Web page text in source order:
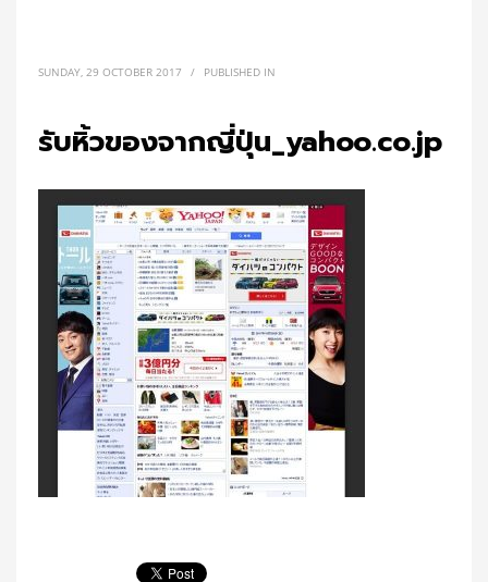
SUNDAY, 29 OCTOBER 2017 / PUBLISHED IN
รับหิ้วของจากญี่ปุ่น_yahoo.co.jp